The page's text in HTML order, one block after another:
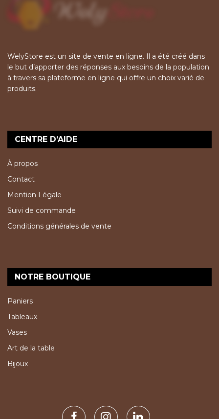
WelyStore est un site de vente en ligne. Il a été créé dans
le but d’apporter des réponses aux besoins de la population
à travers sa plateforme en ligne qui offre un choix varié de
produits.
CENTRE D’AIDE
À propos
Contact
Mention Légale
Suivi de commande
Conditions générales de vente
NOTRE BOUTIQUE
Paniers
Tableaux
Vases
Art de la table
Bijoux